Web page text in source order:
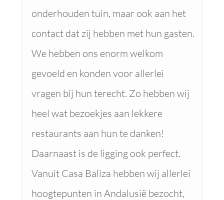
onderhouden tuin, maar ook aan het
contact dat zij hebben met hun gasten.
We hebben ons enorm welkom
gevoeld en konden voor allerlei
vragen bij hun terecht. Zo hebben wij
heel wat bezoekjes aan lekkere
restaurants aan hun te danken!
Daarnaast is de ligging ook perfect.
Vanuit Casa Baliza hebben wij allerlei
hoogtepunten in Andalusië bezocht,